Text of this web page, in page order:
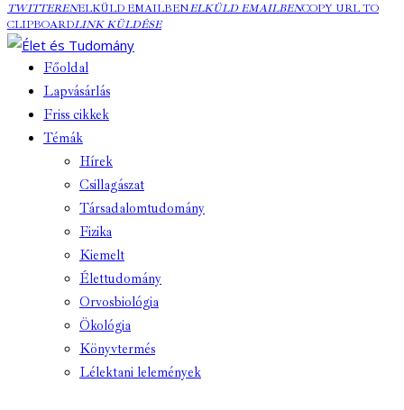
TWITTERENELKÜLD EMAILBENELKÜLD EMAILBENCOPY URL TO
CLIPBOARDLINK KÜLDÉSE
Főoldal
Lapvásárlás
Friss cikkek
Témák
Hírek
Csillagászat
Társadalomtudomány
Fizika
Kiemelt
Élettudomány
Orvosbiológia
Ökológia
Könyvtermés
Lélektani lelemények